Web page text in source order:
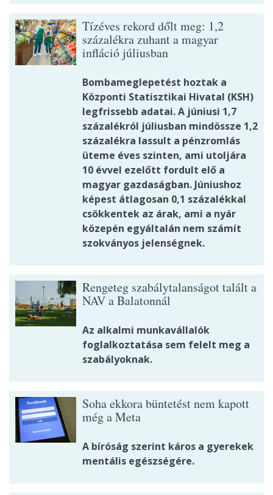
Tízéves rekord dőlt meg: 1,2
százalékra zuhant a magyar
infláció júliusban
Bombameglepetést hoztak a
Központi Statisztikai Hivatal (KSH)
legfrissebb adatai. A júniusi 1,7
százalékról júliusban mindössze 1,2
százalékra lassult a pénzromlás
üteme éves szinten, ami utoljára
10 évvel ezelőtt fordult elő a
magyar gazdaságban. Júniushoz
képest átlagosan 0,1 százalékkal
csökkentek az árak, ami a nyár
közepén egyáltalán nem számít
szokványos jelenségnek.
Rengeteg szabálytalanságot talált a
NAV a Balatonnál
Az alkalmi munkavállalók
foglalkoztatása sem felelt meg a
szabályoknak.
Soha ekkora büntetést nem kapott
még a Meta
A bíróság szerint káros a gyerekek
mentális egészségére.